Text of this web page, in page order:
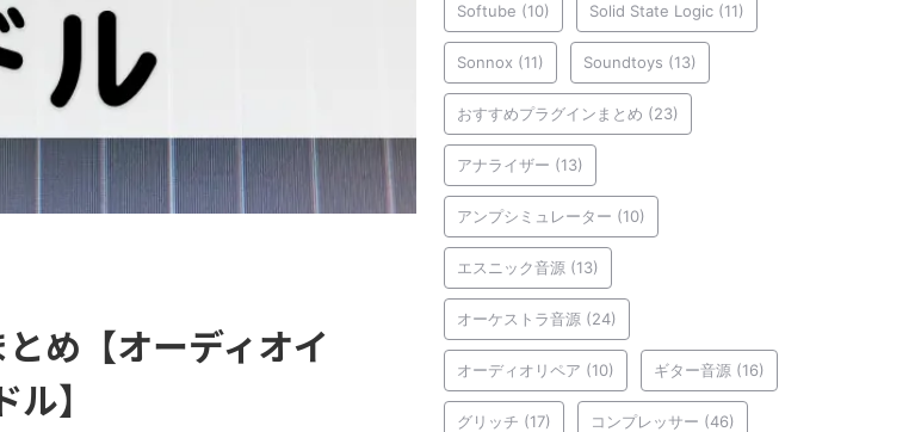
め【オーディオイ
】
Softube (10) Solid State Logic (11)
Sonnox (11) Soundtoys (13)
おすすめプラグインまとめ (23)
アナライザー (13)
アンプシミュレーター (10)
エスニック音源 (13)
オーケストラ音源 (24)
オーディオリペア (10) ギター音源 (16)
グリッチ (17) コンプレッサー (46)